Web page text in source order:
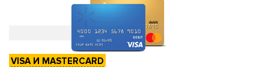
VISA И MASTERCARD